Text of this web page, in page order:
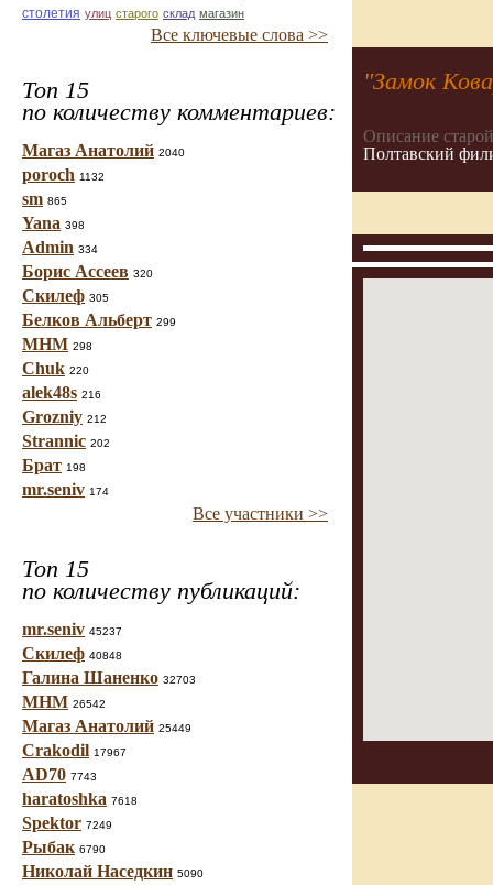
столетия улиц старого склад магазин
Все ключевые слова >>
Топ 15
по количеству комментариев:
Магаз Анатолий 2040
poroch 1132
sm 865
Yana 398
Admin 334
Борис Ассеев 320
Скилеф 305
Белков Альберт 299
МНМ 298
Chuk 220
alek48s 216
Grozniy 212
Strannic 202
Брат 198
mr.seniv 174
Все участники >>
Топ 15
по количеству публикаций:
mr.seniv 45237
Скилеф 40848
Галина Шаненко 32703
МНМ 26542
Магаз Анатолий 25449
Crakodil 17967
AD70 7743
haratoshka 7618
Spektor 7249
Рыбак 6790
Николай Наседкин 5090
"Замок
Описание
Полтавский